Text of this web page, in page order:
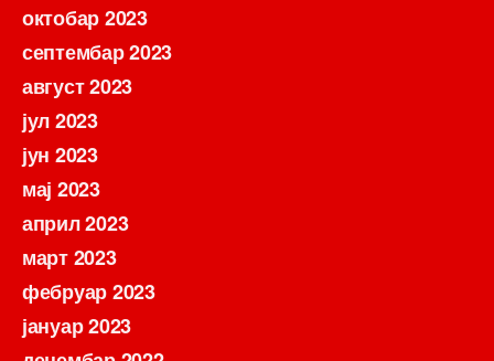
октобар 2023
септембар 2023
август 2023
јул 2023
јун 2023
мај 2023
април 2023
март 2023
фебруар 2023
јануар 2023